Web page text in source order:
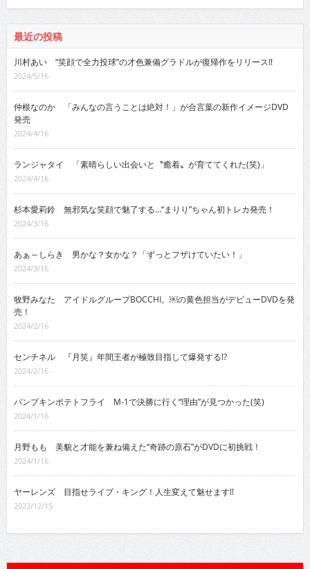
最近の投稿
川村あい “笑顔で全力投球”の才色兼備グラドルが復帰作をリリース!!
2024/5/16
仲根なのか 「みんなの言うことは絶対！」が合言葉の新作イメージDVD
発売
2024/4/16
ランジャタイ 「素晴らしい出会いと〝癒着〟が育ててくれた(笑)」
2024/4/16
杉本愛莉鈴 無邪気な笑顔で魅了する…“まりり”ちゃん初トレカ発売！
2024/3/16
あぁ～しらき 男かな？女かな？「ずっとフザけていたい！」
2024/3/16
牧野みなた アイドルグループBOCCHI。￼の黄色担当がデビューDVDを発
売！
2024/2/16
センチネル 『月笑』年間王者が極致目指して爆発する!?
2024/2/16
パンプキンポテトフライ M-1で決勝に行く“理由”が見つかった(笑)
2024/1/16
月野もも 美貌と才能を兼ね備えた“奇跡の原石”がDVDに初挑戦！
2024/1/16
ヤーレンズ 目指せライブ・キング！人生変えて魅せます!!
2023/12/15